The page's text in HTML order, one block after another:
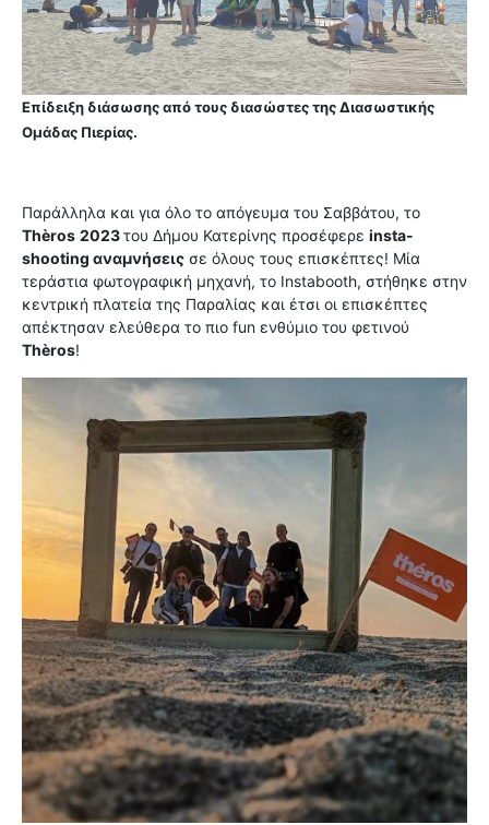
Επίδειξη διάσωσης από τους διασώστες της Διασωστικής
Ομάδας Πιερίας.
Παράλληλα και για όλο το απόγευμα του Σαββάτου, το
Thèros 2023του Δήμου Κατερίνης προσέφερε insta-
shooting αναμνήσεις σε όλους τους επισκέπτες! Μία
τεράστια φωτογραφική μηχανή, το Instabooth, στήθηκε στην
κεντρική πλατεία της Παραλίας και έτσι οι επισκέπτες
απέκτησαν ελεύθερα το πιο fun ενθύμιο του φετινού
Thèros!